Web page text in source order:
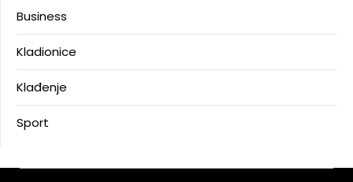
Business
Kladionice
Klađenje
Sport